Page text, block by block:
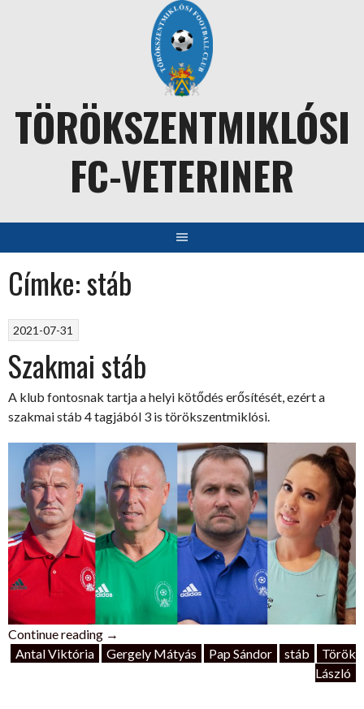
TÖRÖKSZENTMIKLÓSI
FC-VETERINER
Címke:stáb
2021-07-31
Szakmai stáb
A klub fontosnak tartja a helyi kötődés erősítését, ezért a
szakmai stáb 4 tagjából 3 is törökszentmiklósi.
Continue reading „Szakmai
stáb”
→
Antal Viktória
Gergely Mátyás Pap Sándor stáb
Török
László